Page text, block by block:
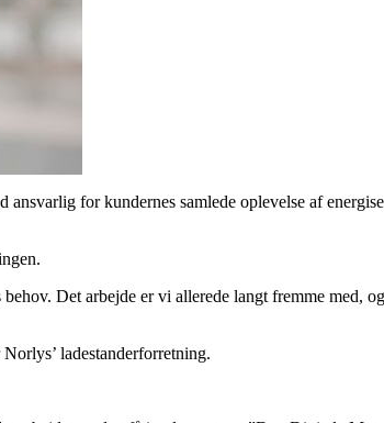
for kundernes samlede oplevelse af
Det arbejde er vi allerede langt fremme med,
ladestanderforretning.